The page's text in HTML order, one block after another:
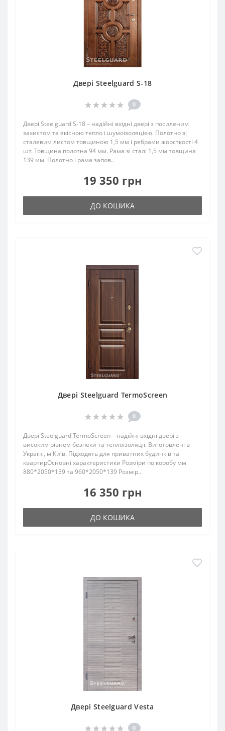
Двері Steelguard S-18
0
Двері Steelguard S-18 – надійні вхідні двері з посиленим
захистом та якісною тепло і шумоізоляцією. Полотно зі
сталевим листом товщиною 1,5 мм і ребрами жорсткості 4
шт. Товщина полотна 94 мм. Рама зі сталі 1,5 мм товщина
139 мм. Полотно і рама запов..
19 350 грн
ДО КОШИКА
Двері Steelguard TermoScreen
0
Двері Steelguard TermoScreen – надійні вхідні двері з
високим рівнем безпеки та теплоізоляції. Виготовлені в
Україні, м Київ. Підходять для приватних будинків та
квартирОсновні характеристики Розміри по коробу мм
880*2050*139 та 960*2050*139 Розмір..
16 350 грн
ДО КОШИКА
Двері Steelguard Vesta
0